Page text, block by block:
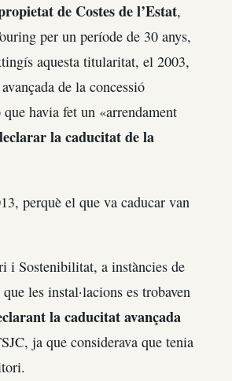
de Costes de l’Estat,
per un període de 30 anys,
aquesta titularitat, el 2003,
de la concessió
havia fet un «arrendament
la caducitat de la
perquè el que va caducar van
i Sostenibilitat, a instàncies de
les instal·lacions es trobaven
la caducitat avançada
ja que considerava que tenia